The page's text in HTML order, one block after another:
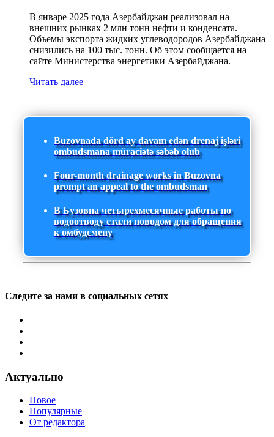
В январе 2025 года Азербайджан реализовал на
внешних рынках 2 млн тонн нефти и конденсата.
Объемы экспорта жидких углеводородов Азербайджана
снизились на 100 тыс. тонн. Об этом сообщается на
сайте Министерства энергетики Азербайджана.
Читать далее
Buzovnada dörd ay davam edən drenaj işləri
ombudsmana müraciətə səbəb olub
Four-month drainage works in Buzovna
prompt an appeal to the ombudsman
В Бузовна четырехмесячные работы по
водоотводу стали поводом для обращения
к омбудсмену
Следите за нами в социальных сетях
Актуально
Новое
Популярные
От редактора